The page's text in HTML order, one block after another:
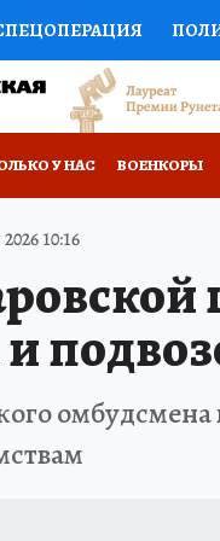
НАУКА СПОРТ
У НАС ВОЕНКОРЫ
ГЭС
10:16